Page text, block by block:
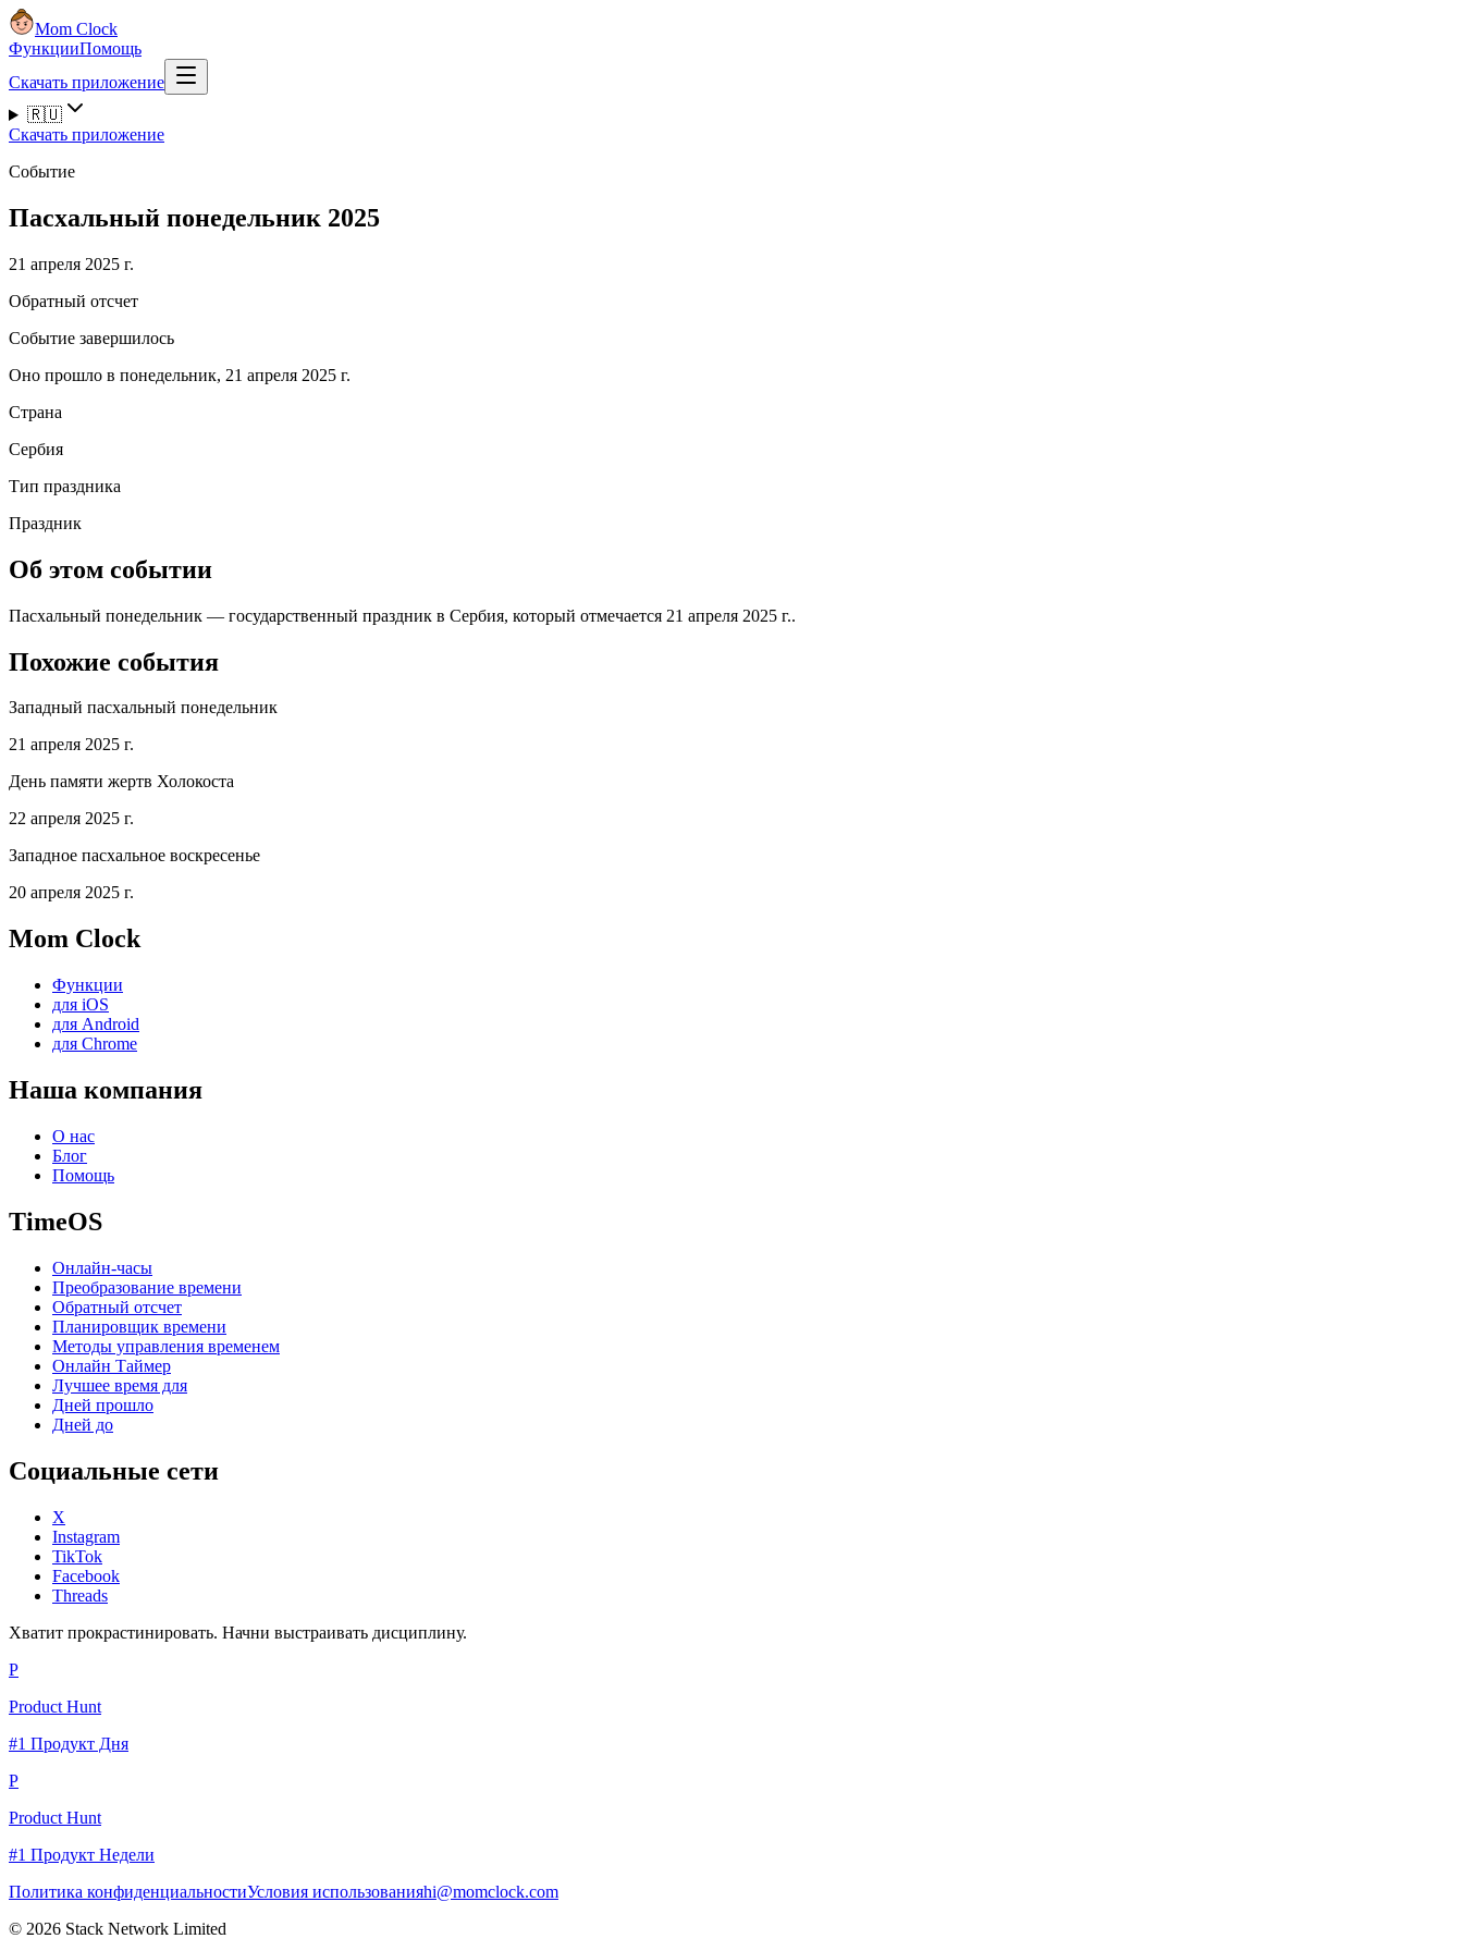
Mom Clock
ФункцииПомощь
Скачать приложение
🇷🇺
Скачать приложение
Событие
Пасхальный понедельник 2025
21 апреля 2025 г.
Обратный отсчет
Событие завершилось
Оно прошло в понедельник, 21 апреля 2025 г.
Страна
Сербия
Тип праздника
Праздник
Об этом событии
Пасхальный понедельник — государственный праздник в Сербия, который отмечается 21 апреля 2025 г..
Похожие события
Западный пасхальный понедельник
21 апреля 2025 г.
День памяти жертв Холокоста
22 апреля 2025 г.
Западное пасхальное воскресенье
20 апреля 2025 г.
Mom Clock
Функции
для iOS
для Android
для Chrome
Наша компания
О нас
Блог
Помощь
TimeOS
Онлайн-часы
Преобразование времени
Обратный отсчет
Планировщик времени
Методы управления временем
Онлайн Таймер
Лучшее время для
Дней прошло
Дней до
Социальные сети
X
Instagram
TikTok
Facebook
Threads
Хватит прокрастинировать. Начни выстраивать дисциплину.
P
Product Hunt
#1 Продукт Дня
P
Product Hunt
#1 Продукт Недели
Политика конфиденциальностиУсловия использованияhi@momclock.com
© 2026 Stack Network Limited